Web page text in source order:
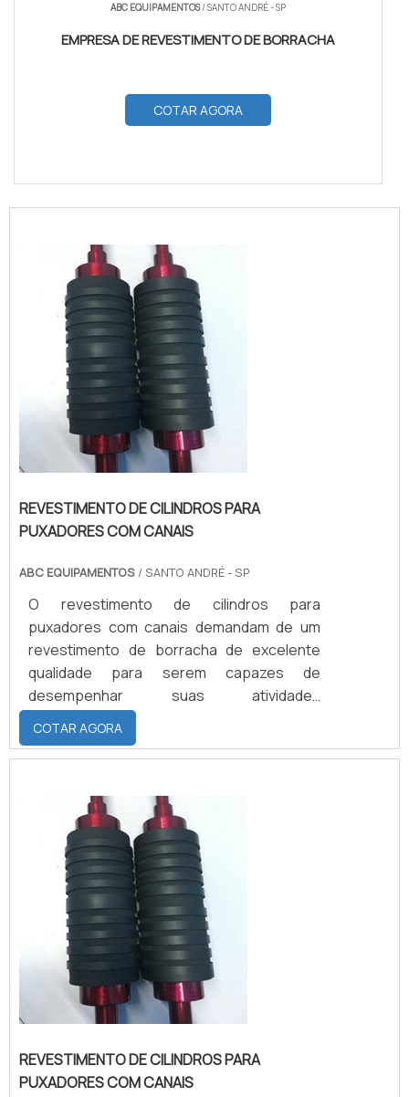
ABC EQUIPAMENTOS/ SANTO ANDRÉ - SP
EMPRESA DE REVESTIMENTO DE BORRACHA
COTAR AGORA
REVESTIMENTO DE CILINDROS PARA
PUXADORES COM CANAIS
ABC EQUIPAMENTOS / SANTO ANDRÉ - SP
O revestimento de cilindros para
puxadores com canais demandam de um
revestimento de borracha de excelente
qualidade para serem capazes de
desempenhar suas atividades
proporcionando a eficiência necessária ao
processo. A Nova Abc Revestimento de
Cilindros possui a infraestrutura e
revestimento de cilindros, que atenda a
necessidade e a expectativa dos
clientes.QUALIDADE DE UMA DAS
MELHORES DO MERCAD...
COTAR AGORA
REVESTIMENTO DE CILINDROS PARA
PUXADORES COM CANAIS